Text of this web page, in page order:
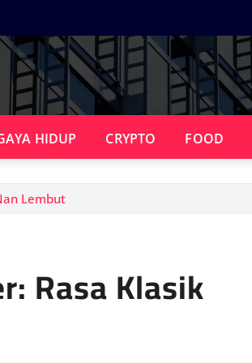
HIDUP CRYPTO FOOD
Lembut
Rasa Klasik